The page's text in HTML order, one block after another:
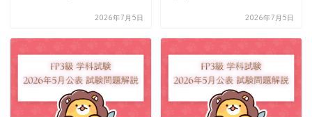
2026年7月5日 2026年7月5日